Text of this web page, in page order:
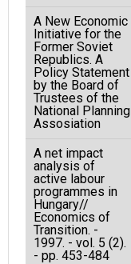
A New Economic
Initiative for the
Former Soviet
Republics. A
Policy Statement
by the Board of
Trustees of the
National Planning
Assosiation
A net impact
analysis of
active labour
programmes in
Hungary//
Economics of
Transition. -
1997. - vol. 5 (2).
- pp. 453-484